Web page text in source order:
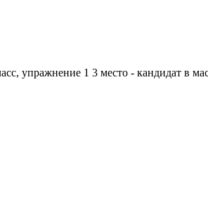
1 3 место - кандидат в